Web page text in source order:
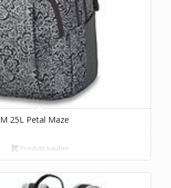
25L Petal Maze
Produkt kaufen